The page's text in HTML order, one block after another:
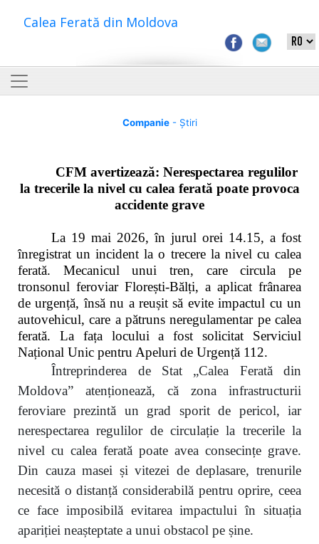
Calea Ferată din Moldova
Companie- Știri
CFM avertizează: Nerespectarea regulilor
la trecerile la nivel cu calea ferată poate provoca
accidente grave
La 19 mai 2026, în jurul orei 14.15, a fost
înregistrat un incident la o trecere la nivel cu calea
ferată. Mecanicul unui tren, care circula pe
tronsonul feroviar Florești-Bălți, a aplicat frânarea
de urgență, însă nu a reușit să evite impactul cu un
autovehicul, care a pătruns neregulamentar pe calea
ferată. La fața locului a fost solicitat Serviciul
Național Unic pentru Apeluri de Urgență 112.
Întreprinderea de Stat „Calea Ferată din
Moldova” atenționează, că zona infrastructurii
feroviare prezintă un grad sporit de pericol, iar
nerespectarea regulilor de circulație la trecerile la
nivel cu calea ferată poate avea consecințe grave.
Din cauza masei și vitezei de deplasare, trenurile
necesită o distanță considerabilă pentru oprire, ceea
ce face imposibilă evitarea impactului în situația
apariției neașteptate a unui obstacol pe șine.